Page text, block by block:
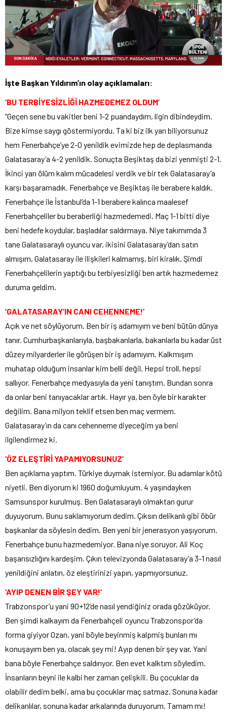
İşte Başkan Yıldırım’ın olay açıklamaları:
‘BU TERBİYESİZLİĞİ HAZMEDEMEZ OLDUM’
“Geçen sene bu vakitler beni 1-2 puandaydım, ligin dibindeydim.
Bize kimse saygı göstermiyordu. Ta ki biz ilk yarı biliyorsunuz
hem Fenerbahçe’ye 2-0 yenildik evimizde hep de deplasmanda
Galatasaray’a 4-2 yenildik. Sonuçta Beşiktaş da bizi yenmişti 2-1.
İkinci yarı ölüm kalım mücadelesi verdik ve bir tek Galatasaray’a
karşı başaramadık. Fenerbahçe ve Beşiktaş ile berabere kaldık.
Fenerbahçe ile İstanbul’da 1-1 berabere kalınca maalesef
Fenerbahçeliler bu beraberliği hazmedemedi. Maç 1-1 bitti diye
beni hedefe koydular, başladılar saldırmaya. Niye takımımda 3
tane Galatasaraylı oyuncu var, ikisini Galatasaray’dan satın
almışım, Galatasaray ile ilişkileri kalmamış, biri kiralık. Şimdi
Fenerbahçelilerin yaptığı bu terbiyesizliği ben artık hazmedemez
duruma geldim.
‘GALATASARAY’IN CANI CEHENNEME!’
Açık ve net söylüyorum. Ben bir iş adamıyım ve beni bütün dünya
tanır. Cumhurbaşkanlarıyla, başbakanlarla, bakanlarla bu kadar üst
düzey milyarderler ile görüşen bir iş adamıyım. Kalkmışım
muhatap olduğum insanlar kim belli değil. Hepsi troll, hepsi
sallıyor. Fenerbahçe medyasıyla da yeni tanıştım. Bundan sonra
da onlar beni tanıyacaklar artık. Hayır ya, ben öyle bir karakter
değilim. Bana milyon teklif etsen ben maç vermem.
Galatasaray’ın da canı cehenneme diyeceğim ya beni
ilgilendirmez ki.
‘ÖZ ELEŞTİRİ YAPAMIYORSUNUZ’
Ben açıklama yaptım. Türkiye duymak istemiyor. Bu adamlar kötü
niyetli. Ben diyorum ki 1960 doğumluyum. 4 yaşındayken
Samsunspor kurulmuş. Ben Galatasaraylı olmaktan gurur
duyuyorum. Bunu saklamıyorum dedim. Çıksın delikanlı gibi öbür
başkanlar da söylesin dedim. Ben yeni bir jenerasyon yaşıyorum.
Fenerbahçe bunu hazmedemiyor. Bana niye soruyor, Ali Koç
başarısızlığını kardeşim. Çıkın televizyonda Galatasaray’a 3-1 nasıl
yenildiğini anlatın, öz eleştirinizi yapın, yapmıyorsunuz.
‘AYIP DENEN BİR ŞEY VAR!’
Trabzonspor’u yani 90+12’de nasıl yendiğiniz orada gözüküyor.
Ben şimdi kalkayım da Fenerbahçeli oyuncu Trabzonspor’da
forma giyiyor Ozan, yani böyle beyinmiş kalpmiş bunları mı
konuşayım ben ya, olacak şey mi! Ayıp denen bir şey var. Yani
bana böyle Fenerbahçe saldırıyor. Ben evet kalktım söyledim.
İnsanların beyni ile kalbi her zaman çelişkili. Bu çocuklar da
olabilir dedim belki, ama bu çocuklar maç satmaz. Sonuna kadar
delikanlılar, sonuna kadar arkalarında duruyorum. Tamam mı!